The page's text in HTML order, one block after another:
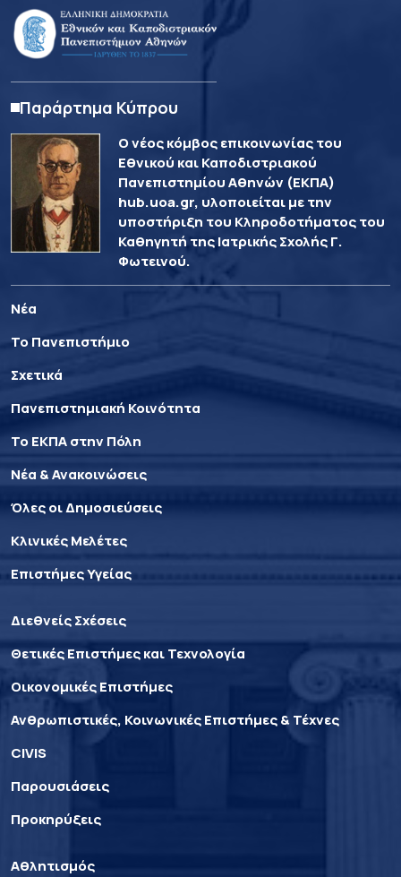
Παράρτημα Κύπρου
Ο νέος κόμβος επικοινωνίας του
Εθνικού και Καποδιστριακού
Πανεπιστημίου Αθηνών (ΕΚΠΑ)
hub.uoa.gr, υλοποιείται με την
υποστήριξη του Κληροδοτήματος του
Καθηγητή της Ιατρικής Σχολής Γ.
Φωτεινού.
Νέα
Το Πανεπιστήμιο
Σχετικά
Πανεπιστημιακή Κοινότητα
Το ΕΚΠΑ στην Πόλη
Νέα & Ανακοινώσεις
Όλες οι Δημοσιεύσεις
Κλινικές Μελέτες
Επιστήμες Υγείας
Διεθνείς Σχέσεις
Θετικές Επιστήμες και Τεχνολογία
Οικονομικές Επιστήμες
Ανθρωπιστικές, Κοινωνικές Επιστήμες & Τέχνες
CIVIS
Παρουσιάσεις
Προκηρύξεις
Αθλητισμός